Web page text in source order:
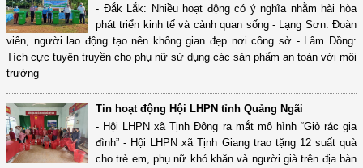
- Đắk Lắk: Nhiều hoạt động có ý nghĩa nhằm hài hòa
phát triển kinh tế và cảnh quan sống - Lạng Sơn: Đoàn
viên, người lao động tạo nên không gian đẹp nơi công sở - Lâm Đồng:
Tích cực tuyên truyền cho phụ nữ sử dụng các sản phẩm an toàn với môi
trường
Tin hoạt động Hội LHPN tỉnh Quảng Ngãi
- Hội LHPN xã Tịnh Đông ra mắt mô hình “Giỏ rác gia
đình” - Hội LHPN xã Tịnh Giang trao tặng 12 suất quà
cho trẻ em, phụ nữ khó khăn và người già trên địa bàn